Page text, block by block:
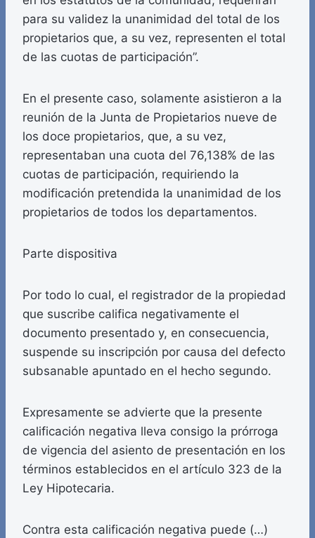
para su validez la unanimidad del total de los
propietarios que, a su vez, representen el total
de las cuotas de participación”.
En el presente caso, solamente asistieron a la
reunión de la Junta de Propietarios nueve de
los doce propietarios, que, a su vez,
representaban una cuota del 76,138% de las
cuotas de participación, requiriendo la
modificación pretendida la unanimidad de los
propietarios de todos los departamentos.
Parte dispositiva
Por todo lo cual, el registrador de la propiedad
que suscribe califica negativamente el
documento presentado y, en consecuencia,
suspende su inscripción por causa del defecto
subsanable apuntado en el hecho segundo.
Expresamente se advierte que la presente
calificación negativa lleva consigo la prórroga
de vigencia del asiento de presentación en los
términos establecidos en el artículo 323 de la
Ley Hipotecaria.
Contra esta calificación negativa puede (…)